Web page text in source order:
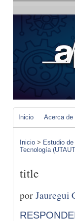
Inicio Acerca de
Inicio > Estudio
Tecnología
title
porJauregui